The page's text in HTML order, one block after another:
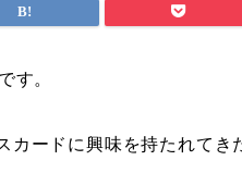
す。
ードに興味を持たれてき